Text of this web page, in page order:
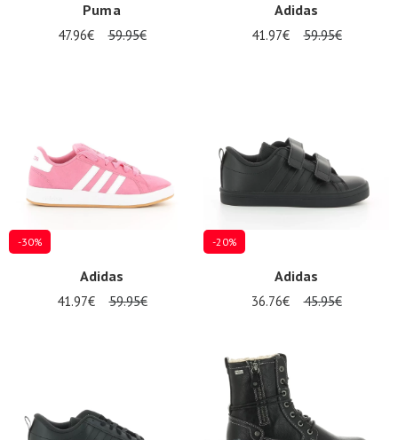
Puma
47.96€ 59.95€
Adidas
41.97€ 59.95€
-30%
Adidas
41.97€ 59.95€
-20%
Adidas
36.76€ 45.95€